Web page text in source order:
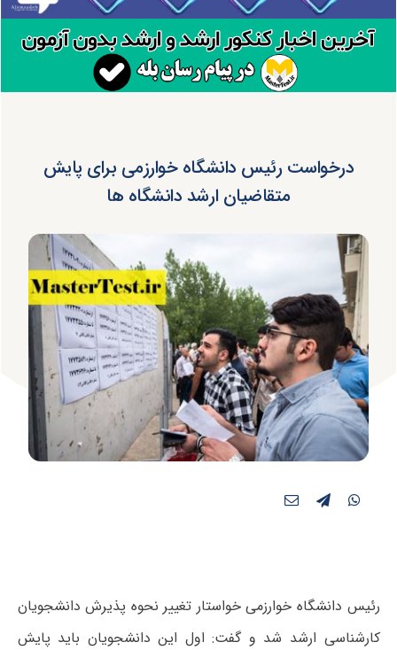
درخواست رئیس دانشگاه خوارزمی برای پایش
متقاضیان ارشد دانشگاه ها
رئیس دانشگاه خوارزمی خواستار تغییر نحوه پذیرش دانشجویان
کارشناسی ارشد شد و گفت: اول این دانشجویان باید پایش